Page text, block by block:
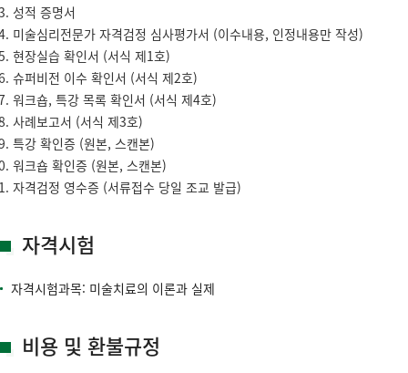
성적 증명서
미술심리전문가 자격검정 심사평가서 (이수내용, 인정내용만 작성)
현장실습 확인서 (서식 제1호)
슈퍼비전 이수 확인서 (서식 제2호)
워크숍, 특강 목록 확인서 (서식 제4호)
사례보고서 (서식 제3호)
특강 확인증 (원본, 스캔본)
워크숍 확인증 (원본, 스캔본)
자격검정 영수증 (서류접수 당일 조교 발급)
자격시험
자격시험과목: 미술치료의 이론과 실제
비용 및 환불규정